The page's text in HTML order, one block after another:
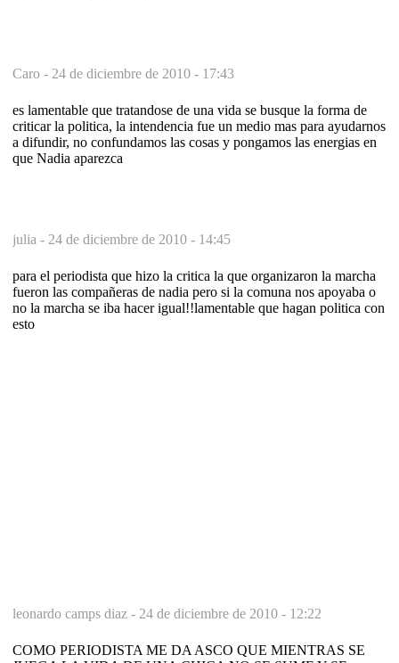
Caro - 24 de diciembre de 2010 - 17:43
es lamentable que tratandose de una vida se busque la forma de
criticar la politica, la intendencia fue un medio mas para ayudarnos
a difundir, no confundamos las cosas y pongamos las energias en
que Nadia aparezca
julia - 24 de diciembre de 2010 - 14:45
para el periodista que hizo la critica la que organizaron la marcha
fueron las compañeras de nadia pero si la comuna nos apoyaba o
no la marcha se iba hacer igual!!lamentable que hagan politica con
esto
leonardo camps diaz - 24 de diciembre de 2010 - 12:22
COMO PERIODISTA ME DA ASCO QUE MIENTRAS SE